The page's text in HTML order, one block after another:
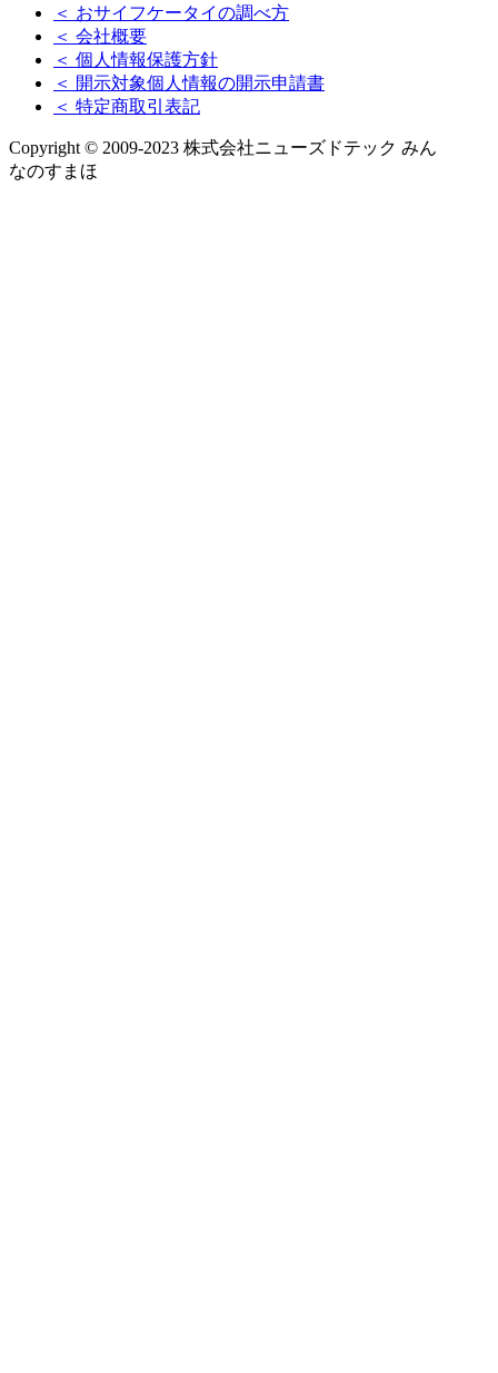
＜ おサイフケータイの調べ方
＜ 会社概要
＜ 個人情報保護方針
＜ 開示対象個人情報の開示申請書
＜ 特定商取引表記
Copyright © 2009-2023 株式会社ニューズドテック みん
なのすまほ